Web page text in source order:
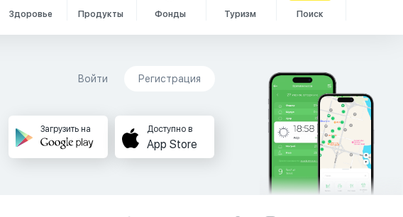
Здоровье Продукты Фонды Туризм Поиск
Войти Регистрация
Загрузить на Доступно в
App Store